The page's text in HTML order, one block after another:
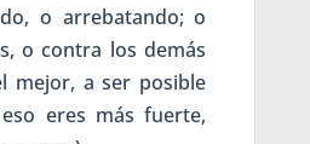
o arrebatando; o
o contra los demás
mejor, a ser posible
eres más fuerte,